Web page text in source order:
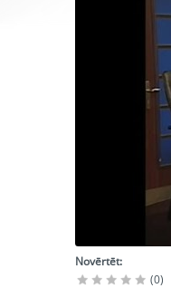
Novērtēt:
(0)